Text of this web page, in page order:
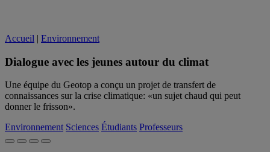
Accueil | Environnement
Dialogue avec les jeunes autour du climat
Une équipe du Geotop a conçu un projet de transfert de
connaissances sur la crise climatique: «un sujet chaud qui peut
donner le frisson».
Environnement Sciences Étudiants Professeurs